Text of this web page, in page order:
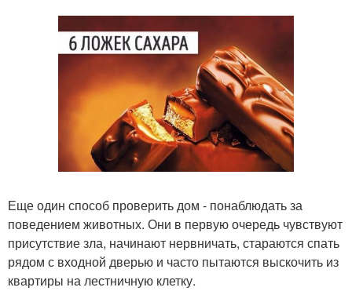
Еще один способ проверить дом - понаблюдать за
поведением животных. Они в первую очередь чувствуют
присутствие зла, начинают нервничать, стараются спать
рядом с входной дверью и часто пытаются выскочить из
квартиры на лестничную клетку.